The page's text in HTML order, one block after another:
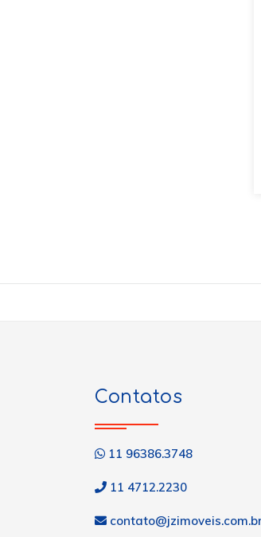
Contatos
11 96386.3748
11 4712.2230